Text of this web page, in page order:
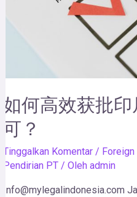
如何高效获批
可？
Tinggalkan Komentar /
Pendirian PT/ Oleh admin
Info@mylegalindonesia.com